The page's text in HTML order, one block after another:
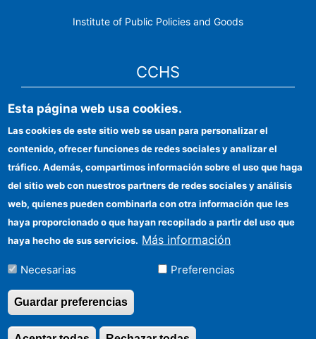
Institute of Public Policies and Goods
CCHS
CSIC Electronic Office
Institutional identity
Information for providers
FEDER funds
Funding entities
Contact
Location
Esta página web usa cookies.
Las cookies de este sitio web se usan para personalizar el
contenido, ofrecer funciones de redes sociales y analizar el
tráfico. Además, compartimos información sobre el uso que haga
del sitio web con nuestros partners de redes sociales y análisis
web, quienes pueden combinarla con otra información que les
haya proporcionado o que hayan recopilado a partir del uso que
haya hecho de sus servicios. Más información
Necesarias Preferencias
Guardar preferencias